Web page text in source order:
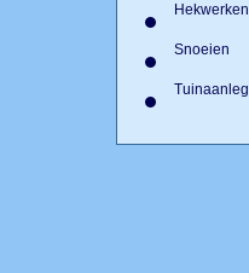
Hekwerken
Snoeien
Tuinaanleg